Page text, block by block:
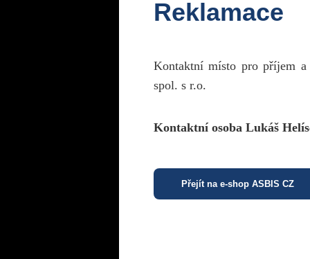
Reklamace
Kontaktní místo pro příjem
spol. s r.o.
Kontaktní osoba Lukáš
Přejít na e-shop ASBIS CZ